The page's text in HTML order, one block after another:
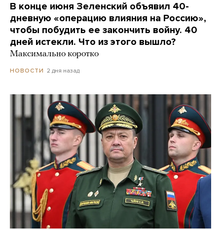
В конце июня Зеленский объявил 40-
дневную «операцию влияния на Россию»,
чтобы побудить ее закончить войну. 40
дней истекли. Что из этого вышло?
Максимально коротко
НОВОСТИ 2 дня назад